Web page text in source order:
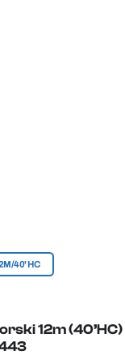
40'HC
12m (40’HC)